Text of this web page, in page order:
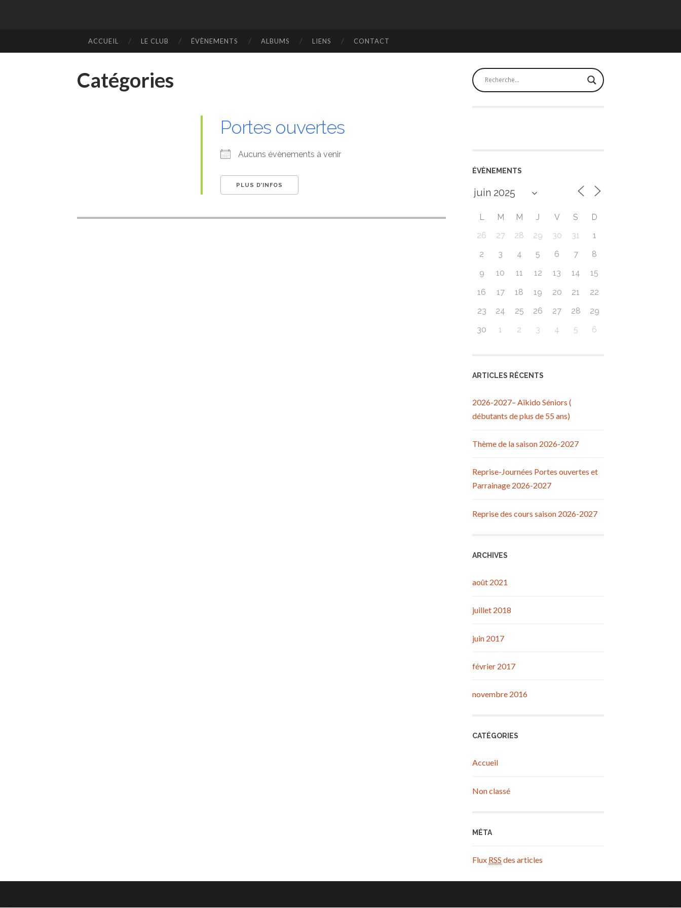
TO
ACCUEIL LE CLUB ÉVÈNEMENTS ALBUMS LIENS CONTACT
Catégories
Portes ouvertes
Aucuns évènements à venir
PLUS D’INFOS
ÉVÈNEMENTS
L M M J V S
D
26
27 28 29 30 31
1
2
3 4 5 6 7
8
9
10 11 12 13 14
15
16
17 18 19 20 21
22
23
24 25 26 27 28
29
30
1 2 3 4 5 6
ARTICLES RÉCENTS
2026-2027– Aïkido Séniors (
débutants de plus de 55 ans)
Thème de la saison 2026-2027
Reprise-Journées Portes ouvertes et
Parrainage 2026-2027
Reprise des cours saison 2026-2027
ARCHIVES
août 2021
juillet 2018
juin 2017
février 2017
novembre 2016
CATÉGORIES
Accueil
Non classé
MÉTA
Flux RSS des articles